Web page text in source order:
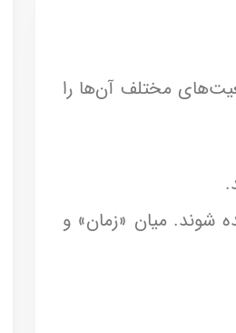
مختلف آن‌ها را
شوند. میان «زمان» و